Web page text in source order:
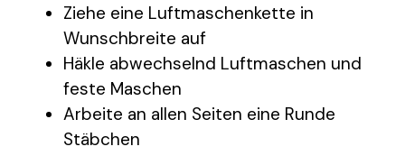
Ziehe eine Luftmaschenkette in
Wunschbreite auf
Häkle abwechselnd Luftmaschen und
feste Maschen
Arbeite an allen Seiten eine Runde
Stäbchen